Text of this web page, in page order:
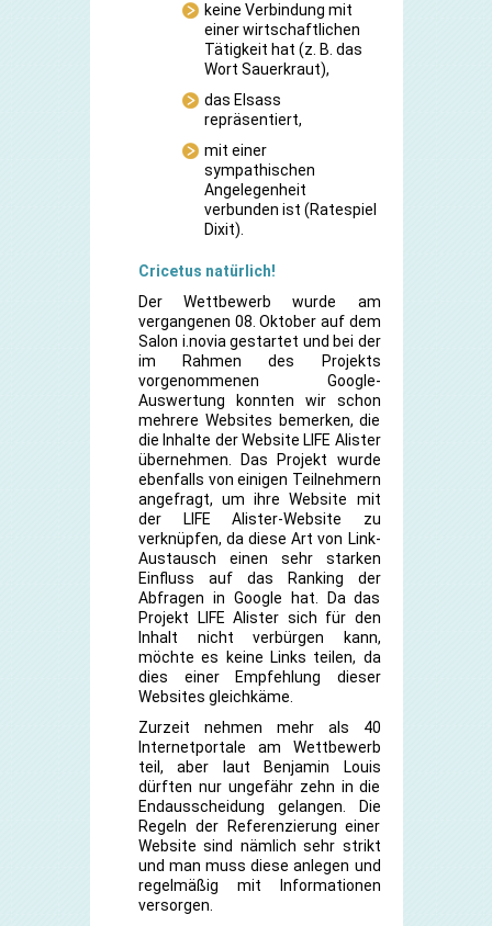
keine Verbindung mit
einer wirtschaftlichen
Tätigkeit hat (z. B. das
Wort Sauerkraut),
das Elsass
repräsentiert,
mit einer
sympathischen
Angelegenheit
verbunden ist (Ratespiel
Dixit).
Cricetus natürlich!
Der Wettbewerb wurde am
vergangenen 08. Oktober auf dem
Salon i.novia gestartet und bei der
im Rahmen des Projekts
vorgenommenen Google-
Auswertung konnten wir schon
mehrere Websites bemerken, die
die Inhalte der Website LIFE Alister
übernehmen. Das Projekt wurde
ebenfalls von einigen Teilnehmern
angefragt, um ihre Website mit
der LIFE Alister-Website zu
verknüpfen, da diese Art von Link-
Austausch einen sehr starken
Einfluss auf das Ranking der
Abfragen in Google hat. Da das
Projekt LIFE Alister sich für den
Inhalt nicht verbürgen kann,
möchte es keine Links teilen, da
dies einer Empfehlung dieser
Websites gleichkäme.
Zurzeit nehmen mehr als 40
Internetportale am Wettbewerb
teil, aber laut Benjamin Louis
dürften nur ungefähr zehn in die
Endausscheidung gelangen. Die
Regeln der Referenzierung einer
Website sind nämlich sehr strikt
und man muss diese anlegen und
regelmäßig mit Informationen
versorgen.